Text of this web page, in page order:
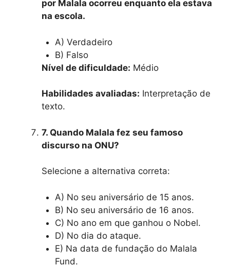
por Malala ocorreu enquanto ela estava
na escola.
A) Verdadeiro
B) Falso
Nível de dificuldade: Médio
Habilidades avaliadas: Interpretação de
texto.
7. Quando Malala fez seu famoso
discurso na ONU?
Selecione a alternativa correta:
A) No seu aniversário de 15 anos.
B) No seu aniversário de 16 anos.
C) No ano em que ganhou o Nobel.
D) No dia do ataque.
E) Na data de fundação do Malala
Fund.